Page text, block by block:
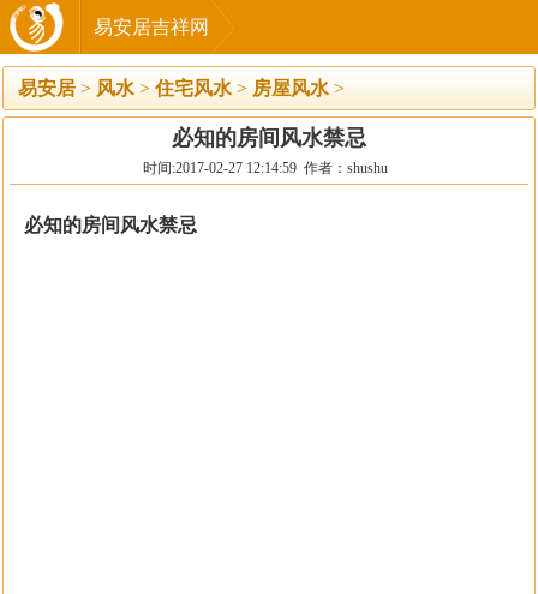
易安居吉祥网
易安居 > 风水 >住宅风水 > 房屋风水 >
必知的房间风水禁忌
时间:2017-02-27 12:14:59 作者：shushu
必知的房间风水禁忌